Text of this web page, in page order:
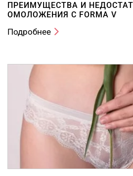
ПРЕИМУЩЕСТВА И
ОМОЛОЖЕНИЯ С FORMA V
Подробнее